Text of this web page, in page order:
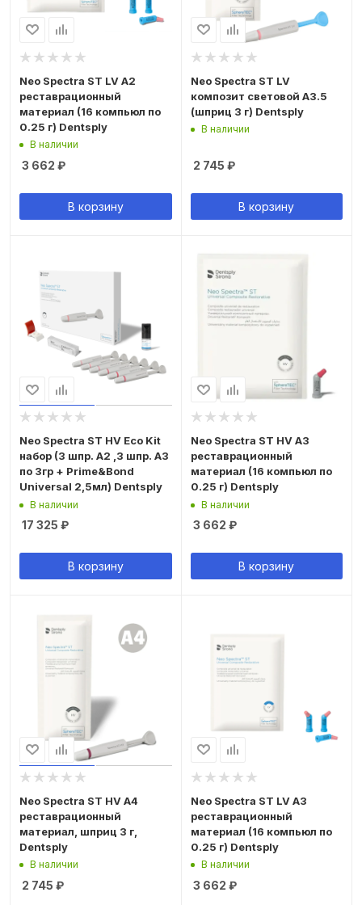
Neo Spectra ST LV A2
реставрационный
материал (16 компьюл по
0.25 г) Dentsply
В наличии
3 662 ₽
В корзину
Neo Spectra ST LV
композит световой A3.5
(шприц 3 г) Dentsply
В наличии
2 745 ₽
В корзину
Neo Spectra ST HV Eco Kit
набор (3 шпр. A2 ,3 шпр. A3
по 3гр + Prime&Bond
Universal 2,5мл) Dentsply
В наличии
17 325 ₽
В корзину
Neo Spectra ST HV A3
реставрационный
материал (16 компьюл по
0.25 г) Dentsply
В наличии
3 662 ₽
В корзину
Neo Spectra ST HV A4
реставрационный
материал, шприц 3 г,
Dentsply
В наличии
2 745 ₽
Neo Spectra ST LV A3
реставрационный
материал (16 компьюл по
0.25 г) Dentsply
В наличии
3 662 ₽